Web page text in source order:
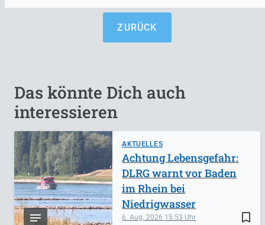
ZURÜCK
Das könnte Dich auch
interessieren
AKTUELLES
bookmark_border
6. Aug. 2026 15:53
Achtung Lebensgefahr:
DLRG warnt vor Baden
im Rhein bei
Niedrigwasser